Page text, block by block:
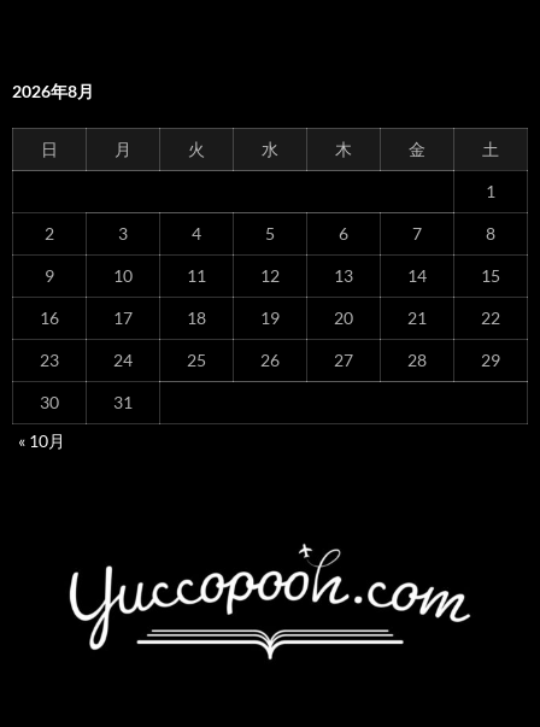
2026年8月
日 月 火 水 木 金 土
1
2 3 4 5 6 7 8
9 10 11 12 13 14 15
16 17 18 19 20 21 22
23 24 25 26 27 28 29
30
31
« 10月